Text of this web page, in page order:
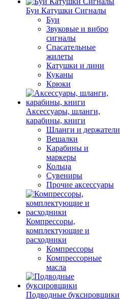
Буи Катушки Сигналы
Буи
Звуковые и вибро
сигналы
Спасательные
жилеты
Катушки и лини
Куканы
Крюки
Аксессуары, шланги,
карабины, книги
Шланги и держатели
Вешалки
Карабины и
маркеры
Кольца
Сувениры
Прочие аксессуары
Компрессоры,
комплектующие и
расходники
Компрессоры
Компрессорные
масла
Подводные буксировщики